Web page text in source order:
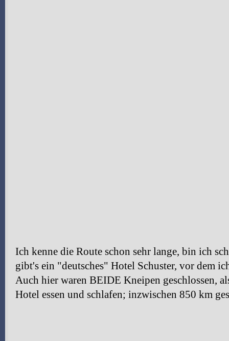
Ich kenne die Route schon sehr lange, bin ich
gibt's ein "deutsches" Hotel Schuster, vor dem
Auch hier waren BEIDE Kneipen geschlossen,
Hotel essen und schlafen; inzwischen 850 km